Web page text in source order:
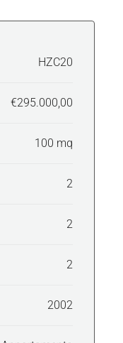
HZC20
€295.000,00
100 mq
2
2
2
2002